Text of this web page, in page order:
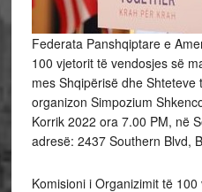
Federata Panshqiptare e
100 vjetorit të vendosjes së
mes Shqipërisë dhe
organizon Simpozium
Korrik 2022 ora 7.00 PM, në
adresë: 2437 Southern Blvd,
Komisioni i Organizimit të